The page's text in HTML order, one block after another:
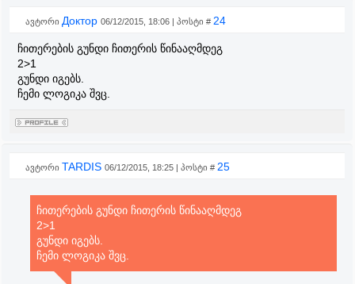
ავტორი Доктор 06/12/2015, 18:06 | პოსტი # 24
ჩითერების გუნდი ჩითერის წინააღმდეგ
2>1
გუნდი იგებს.
ჩემი ლოგიკა შვც.
ავტორი TARDIS 06/12/2015, 18:25 | პოსტი # 25
ჩითერების გუნდი ჩითერის წინააღმდეგ
2>1
გუნდი იგებს.
ჩემი ლოგიკა შვც.